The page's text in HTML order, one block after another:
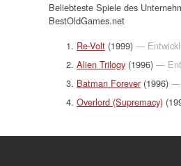
Beliebteste Spiele des
BestOldGames.net
Re-Volt (1999) —
Alien Trilogy (1996) —
Batman Forever(1996) —
Overlord (Supremacy)